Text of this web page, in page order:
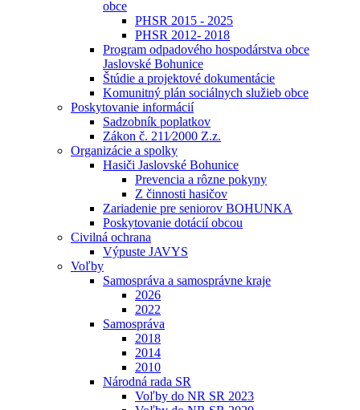
obce
PHSR 2015 - 2025
PHSR 2012- 2018
Program odpadového hospodárstva obce
Jaslovské Bohunice
Štúdie a projektové dokumentácie
Komunitný plán sociálnych služieb obce
Poskytovanie informácií
Sadzobník poplatkov
Zákon č. 211⁄2000 Z.z.
Organizácie a spolky
Hasiči Jaslovské Bohunice
Prevencia a rôzne pokyny
Z činnosti hasičov
Zariadenie pre seniorov BOHUNKA
Poskytovanie dotácií obcou
Civilná ochrana
Výpuste JAVYS
Voľby
Samospráva a samosprávne kraje
2026
2022
Samospráva
2018
2014
2010
Národná rada SR
Voľby do NR SR 2023